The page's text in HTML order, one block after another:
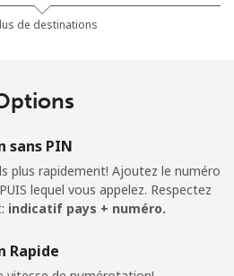
16 min pour ⁦$5⁩
3 min pour ⁦$5⁩
de destinations
sans PIN
plus rapidement! Ajoutez le numéro
lequel vous appelez. Respectez
indicatif pays + numéro.
Rapide